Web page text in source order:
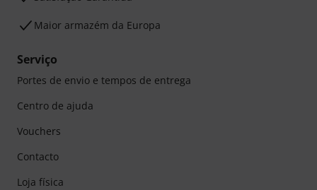
Maior armazém da Europa
Serviço
Portes de envio e tempos de entrega
Centro de ajuda
Vouchers
Contacto
Loja física